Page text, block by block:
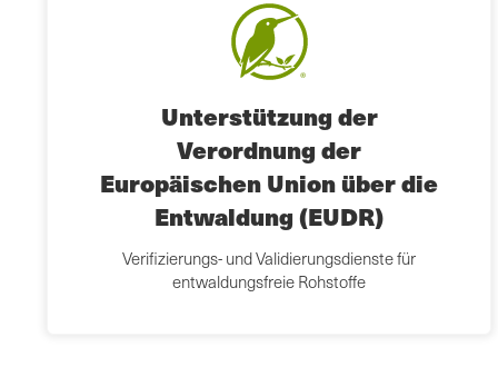
Unterstützung der
Verordnung der
Europäischen Union über die
Entwaldung (EUDR)
Verifizierungs- und Validierungsdienste für
entwaldungsfreie Rohstoffe